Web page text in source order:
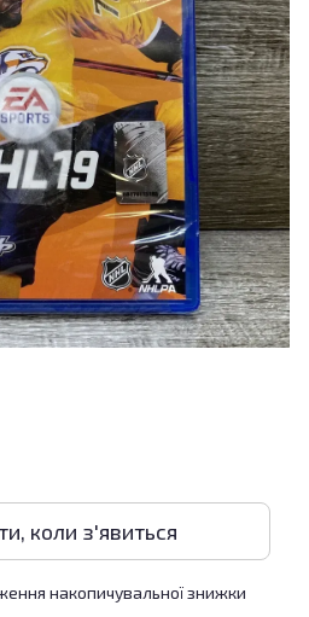
коли з'явиться
накопичувальної знижки